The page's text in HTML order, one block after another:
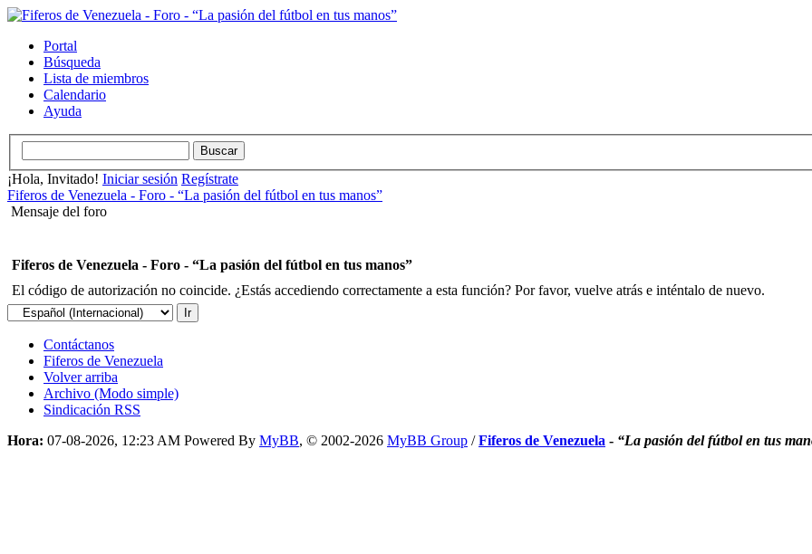
Portal
Búsqueda
Lista de miembros
Calendario
Ayuda
¡Hola, Invitado! Iniciar sesión Regístrate
Fiferos de Venezuela - Foro - “La pasión del fútbol en tus manos”
Mensaje del foro
Fiferos de Venezuela - Foro - “La pasión del fútbol en tus manos”
El código de autorización no coincide. ¿Estás accediendo correctamente a esta función? Por favor, vuelve atrás e inténtalo de nuevo.
Contáctanos
Fiferos de Venezuela
Volver arriba
Archivo (Modo simple)
Sindicación RSS
Hora: 07-08-2026, 12:23 AM Powered By MyBB, © 2002-2026 MyBB Group /Fiferos de Venezuela - “La pasión del fútbol en tus